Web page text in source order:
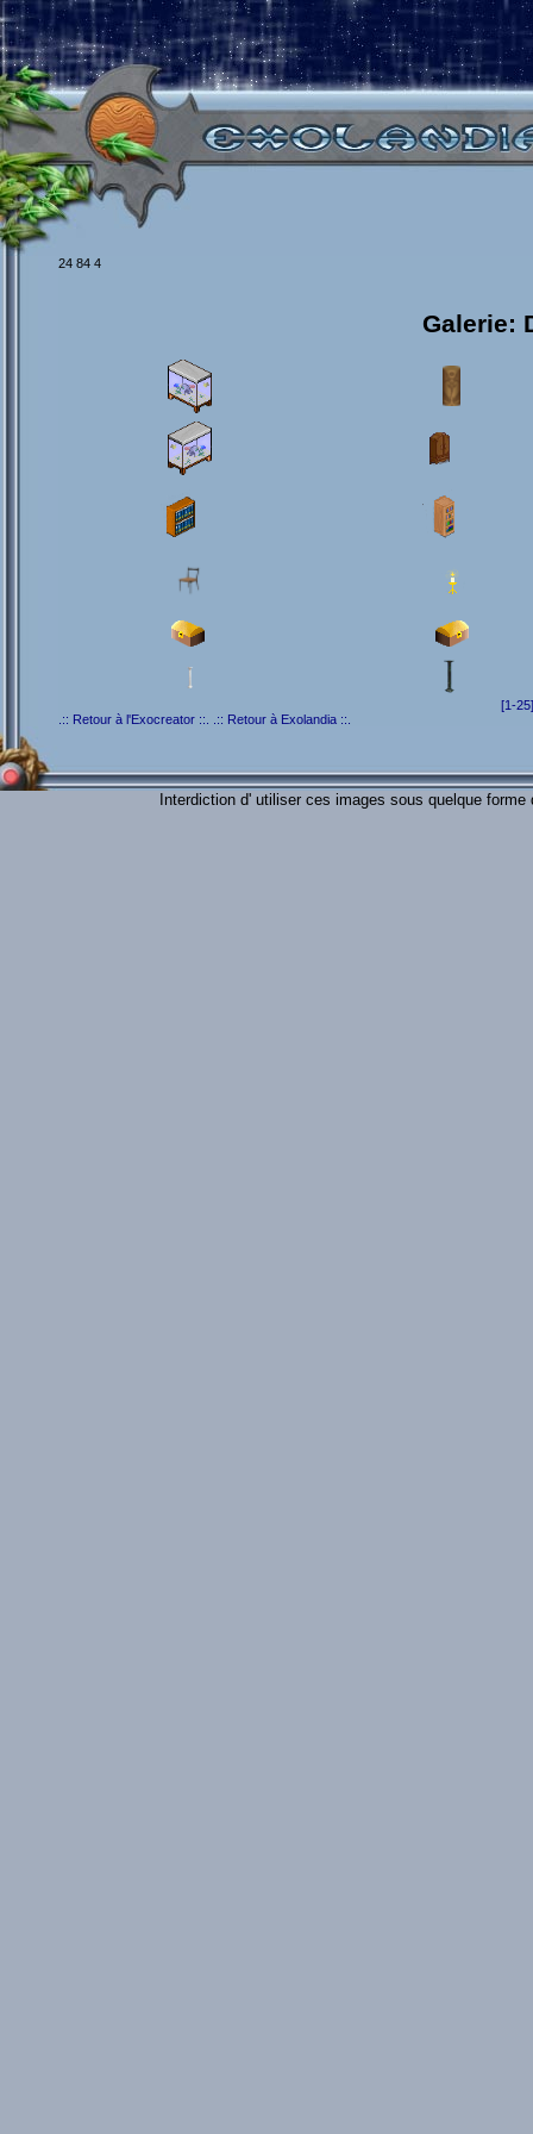
24 84 4
Galerie:
[1-
.:: Retour à l'Exocreator ::.
.:: Retour à Exolandia ::.
Interdiction d' utiliser ces images sous quelque